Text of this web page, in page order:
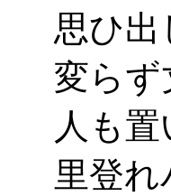
思ひ
変ら
人も
里登